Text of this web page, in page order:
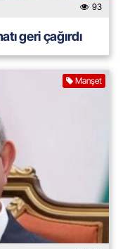
93
geri çağırdı
Manşet